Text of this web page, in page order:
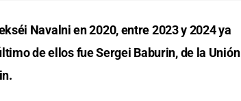
Navalni en 2020, entre 2023 y 2024 ya
de ellos fue Sergei Baburin, de la Unión